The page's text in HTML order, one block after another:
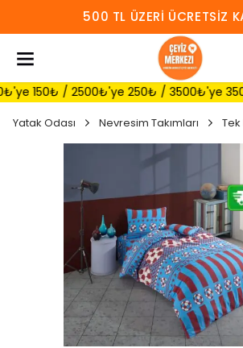
500 TL ÜZERI ÜCRETSIZ
/ 2500₺'ye 250₺ / 3500₺'ye 350₺
Yatak Odası Nevresim Takımları